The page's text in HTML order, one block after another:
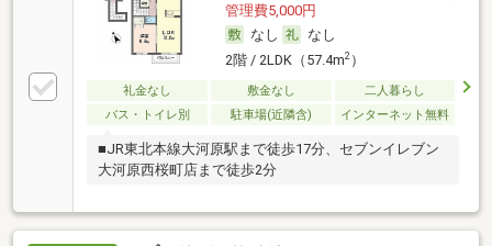
管理費5,000円
なし
なし
2階 / 2LDK（57.4m2）
礼金なし 敷金なし
二人暮らし
バス・トイレ別
駐車場(近隣含) インターネット無料
■JR東北本線大河原駅まで徒歩17分、セブンイレブン
大河原西桜町店まで徒歩2分